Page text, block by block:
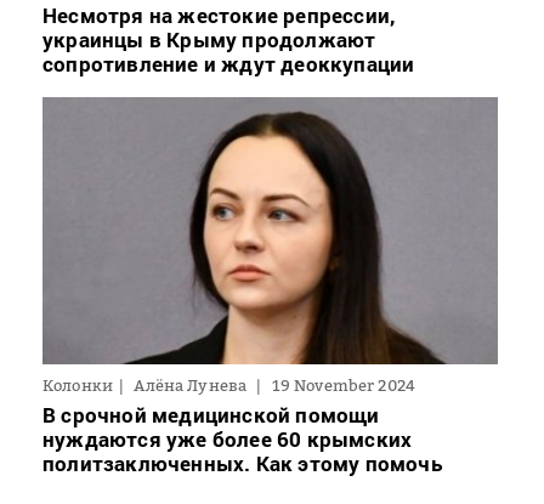
Несмотря на жестокие репрессии,
украинцы в Крыму продолжают
сопротивление и ждут деоккупации
Колонки Алёна Лунева 19 November 2024
В срочной медицинской помощи
нуждаются уже более 60 крымских
политзаключенных. Как этому помочь